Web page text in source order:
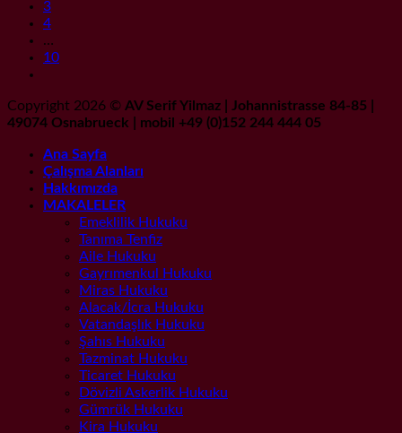
3
4
…
10
Copyright 2026 © AV Serif Yilmaz | Johannistrasse 84-85 |
49074 Osnabrueck | mobil +49 (0)152 244 444 05
Ana Sayfa
Çalışma Alanları
Hakkımızda
MAKALELER
Emeklilik Hukuku
Tanıma Tenfiz
Aile Hukuku
Gayrımenkul Hukuku
Miras Hukuku
Alacak/İcra Hukuku
Vatandaşlık Hukuku
Şahıs Hukuku
Tazminat Hukuku
Ticaret Hukuku
Dövizli Askerlik Hukuku
Gümrük Hukuku
Kira Hukuku